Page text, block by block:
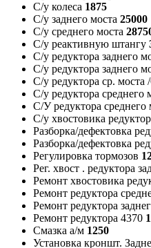
С/у колеса 1875
С/у заднего моста 25000
С/у среднего моста
С/у реактивную штангу
С/у редуктора заднего
С/у редуктора заднего
С/у редуктора ср. моста
С/у редуктора среднего
С/У редуктора среднего
С/у хвостовика
Разборка/дефектовка
Разборка/дефектовка
Регулировка тормозов
Рег. хвост . редуктора
Ремонт хвостовика
Ремонт редуктора
Ремонт редуктора
Ремонт редуктора 4370
Смазка а/м 1250
Установка кроншт.